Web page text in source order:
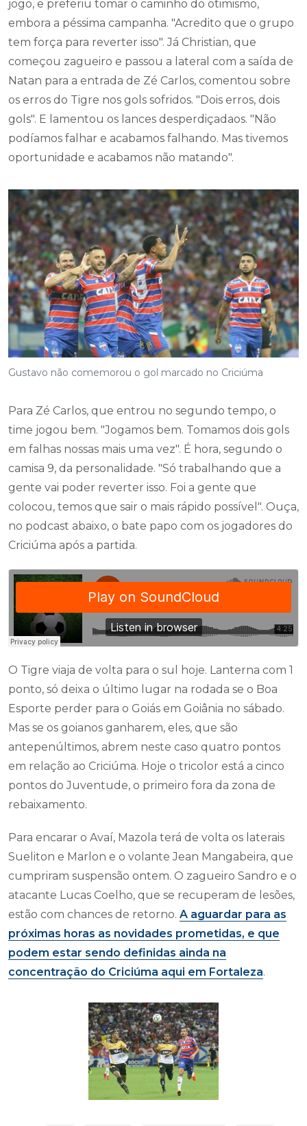
jogo, e preferiu tomar o caminho do otimismo,
embora a péssima campanha. "Acredito que o grupo
tem força para reverter isso". Já Christian, que
começou zagueiro e passou a lateral com a saída de
Natan para a entrada de Zé Carlos, comentou sobre
os erros do Tigre nos gols sofridos. "Dois erros, dois
gols". E lamentou os lances desperdiçadaos. "Não
podíamos falhar e acabamos falhando. Mas tivemos
oportunidade e acabamos não matando".
Gustavo não comemorou o gol marcado no Criciúma
Para Zé Carlos, que entrou no segundo tempo, o
time jogou bem. "Jogamos bem. Tomamos dois gols
em falhas nossas mais uma vez". É hora, segundo o
camisa 9, da personalidade. "Só trabalhando que a
gente vai poder reverter isso. Foi a gente que
colocou, temos que sair o mais rápido possível". Ouça,
no podcast abaixo, o bate papo com os jogadores do
Criciúma após a partida.
O Tigre viaja de volta para o sul hoje. Lanterna com 1
ponto, só deixa o último lugar na rodada se o Boa
Esporte perder para o Goiás em Goiânia no sábado.
Mas se os goianos ganharem, eles, que são
antepenúltimos, abrem neste caso quatro pontos
em relação ao Criciúma. Hoje o tricolor está a cinco
pontos do Juventude, o primeiro fora da zona de
rebaixamento.
Para encarar o Avaí, Mazola terá de volta os laterais
Sueliton e Marlon e o volante Jean Mangabeira, que
cumpriram suspensão ontem. O zagueiro Sandro e o
atacante Lucas Coelho, que se recuperam de lesões,
estão com chances de retorno. A aguardar para as
próximas horas as novidades prometidas, e que
podem estar sendo definidas ainda na
concentração do Criciúma aqui em Fortaleza.